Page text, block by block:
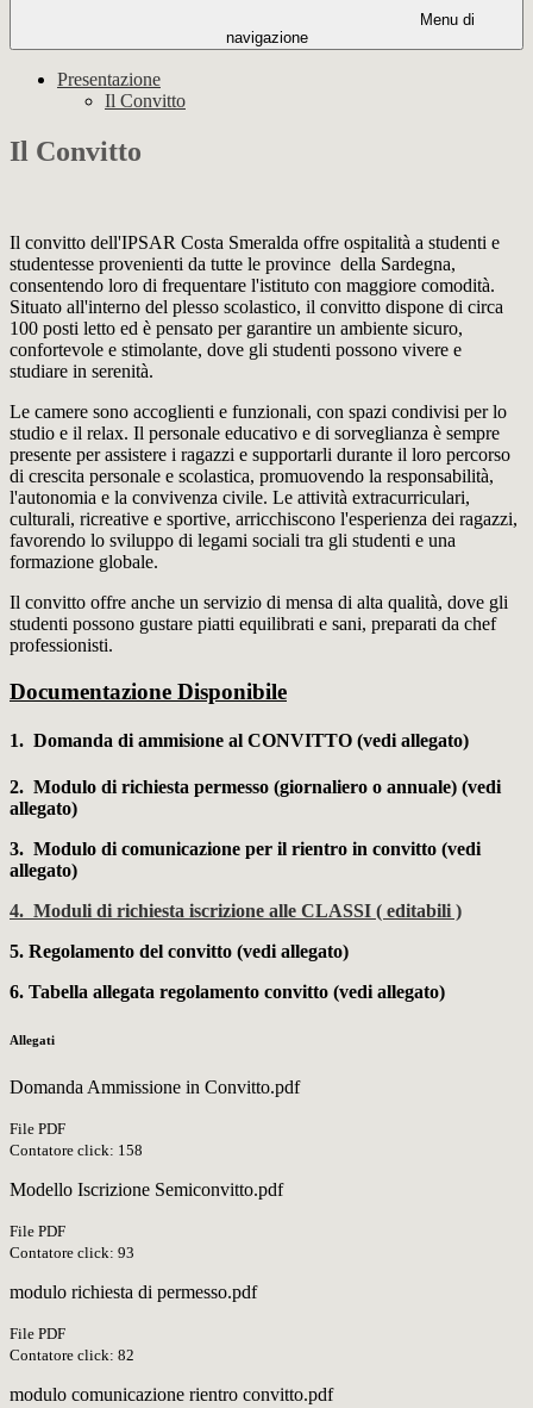
Menu di
navigazione
Presentazione
Il Convitto
Il Convitto
Il convitto dell'IPSAR Costa Smeralda offre ospitalità a studenti e
studentesse provenienti da tutte le province della Sardegna,
consentendo loro di frequentare l'istituto con maggiore comodità.
Situato all'interno del plesso scolastico, il convitto dispone di circa
100 posti letto ed è pensato per garantire un ambiente sicuro,
confortevole e stimolante, dove gli studenti possono vivere e
studiare in serenità.
Le camere sono accoglienti e funzionali, con spazi condivisi per lo
studio e il relax. Il personale educativo e di sorveglianza è sempre
presente per assistere i ragazzi e supportarli durante il loro percorso
di crescita personale e scolastica, promuovendo la responsabilità,
l'autonomia e la convivenza civile. Le attività extracurriculari,
culturali, ricreative e sportive, arricchiscono l'esperienza dei ragazzi,
favorendo lo sviluppo di legami sociali tra gli studenti e una
formazione globale.
Il convitto offre anche un servizio di mensa di alta qualità, dove gli
studenti possono gustare piatti equilibrati e sani, preparati da chef
professionisti.
Documentazione Disponibile
1. Domanda di ammisione al CONVITTO (vedi allegato)
2. Modulo di richiesta permesso (giornaliero o annuale) (vedi
allegato)
3. Modulo di comunicazione per il rientro in convitto (vedi
allegato)
4. Moduli di richiesta iscrizione alle CLASSI ( editabili )
5. Regolamento del convitto (vedi allegato)
6. Tabella allegata regolamento convitto (vedi allegato)
Allegati
Domanda Ammissione in Convitto.pdf
File PDF
Contatore click: 158
Modello Iscrizione Semiconvitto.pdf
File PDF
Contatore click: 93
modulo richiesta di permesso.pdf
File PDF
Contatore click: 82
modulo comunicazione rientro convitto.pdf